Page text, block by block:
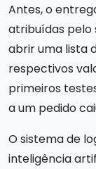
Antes, o
atribuídas pelo
abrir uma lista
respectivos
primeiros
a um pedido
O sistema de
inteligência